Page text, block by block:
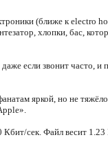
(ближе к electro
хлопки, бас,
если звонит часто, и
яркой, но не
Кбит/сек. Файл весит